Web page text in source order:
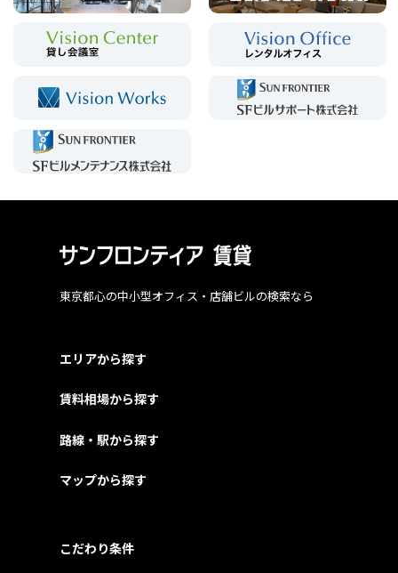
東京都心の中小型オフィス・店舗ビルの検索なら
エリアから探す
賃料相場から探す
路線・駅から探す
マップから探す
こだわり条件